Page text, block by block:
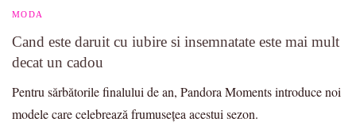
MODA
Cand este daruit cu iubire si insemnatate este mai mult
decat un cadou
Pentru sărbătorile finalului de an, Pandora Moments introduce noi
modele care celebrează frumusețea acestui sezon.